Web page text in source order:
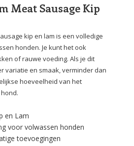
Meat Sausage Kip
kip en lam is een volledige
honden. Je kunt het ook
of rauwe voeding. Als je dit
variatie en smaak, verminder dan
hoeveelheid van het
en Lam
voor volwassen honden
toevoegingen